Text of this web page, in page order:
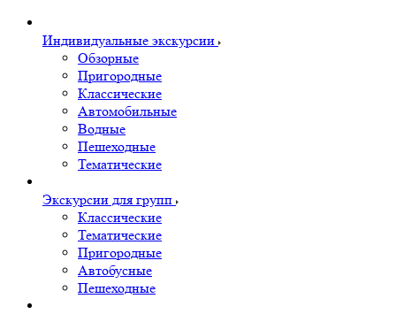
Индивидуальные экскурсии
Обзорные
Пригородные
Классические
Автомобильные
Водные
Пешеходные
Тематические
Экскурсии для групп
Классические
Тематические
Пригородные
Автобусные
Пешеходные